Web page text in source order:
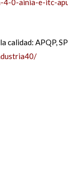
0-ainia-e-itc-
calidad: APQP,